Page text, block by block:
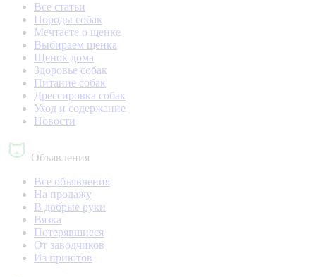
Все статьи
Породы собак
Мечтаете о щенке
Выбираем щенка
Щенок дома
Здоровье собак
Питание собак
Дрессировка собак
Уход и содержание
Новости
Объявления
Все объявления
На продажу
В добрые руки
Вязка
Потерявшиеся
От заводчиков
Из приютов